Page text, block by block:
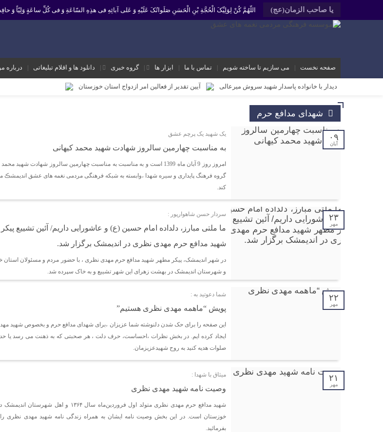
یا صاحب الزمان(عج) اللّهُمَّ کُنْ لِوَلِیِّکَ الْحُجَّةِ بْنِ الْحَسَنِ صَلَواتُکَ عَلَیْهِ وَ عَلى آبائِهِ فی هذِهِ السّاعَةِ وَ فی کُلِّ ساعَةٍ وَلِیّاً وَ
صفحه نخست می سازیم تا ساخته شویم تماس با ما ابزار ها گروه خبری دانلود ها و اقلام تبلیغاتی درباره
دیدار با خانواده پاسدار شهید سروش میرعالی آیین تقدیر از فعالین امر ازدواج استان خوزستان
محمد رشیدیان مدیر شبکه فرهنگی مردمی نغمه های عشق اندیمشک: غدیر نشانه تداوم حرکت نبوت در مسیر امامت است تا امت
برگزاری کارگاه کارآفرینی اجتماعی و راه اندازی پروژه های کوچک و موثر در موسسه فرهنگی مردمی نغمه های عشق اندیمشک
دیدار دبیر جدید موسسه فرهنگی مردمی نغمه های عشق اندیمشک با معاونت جوانان اداره کل ورزش و جوانان خوزستان
دیدار دبیر موسسه فرهنگی مردمی نغمه های عشق با ریاست اداره ورزش و جوانان اندیمشک
مراسم دورهمی خانوادگی با عنوان کافه شادی مهدوی به مناسبت نیمه شعبان و دهه فجر و هفته ی جوان در اندیمشک برگزار شد.
تشریح برنامه های دهه مهدویت شبکه فرهنگی مردمی نغمه های عشق اندیمشک
شهدای مدافع حرم
۰۹
آبان
یک شهید یک پرچم عشق
به مناسبت چهارمین سالروز شهادت شهید محمد کیهانی
امروز روز 9 آبان ماه 1399 است و به مناسبت به مناسبت چهارمین سالروز شهادت شهید
گروه فرهنگ پایداری و سیره شهدا ،وابسته به شبکه فرهنگی مردمی نغمه های عشق اندیمشڪ
کند.
۲۳
مهر
سردار حسن شاهوارپور :
ما ملتی مبارز، دلداده امام حسین (ع) و عاشورایی داریم/ آئین تشییع
شهید مدافع حرم مهدی نظری در اندیمشک برگزار شد.
در شهر اندیمشک، پیکر مطهر شهید مدافع حرم مهدی نظری ، با حضور مردم و مسئولان استان
و شهرستان اندیمشک در بهشت زهرای این شهر تشییع و به خاک سپرده شد.
۲۲
مهر
شما دعوتید به :
پویش “ماهمه مهدی نظری هستیم”
این صفحه را برای حک شدن دلنوشته شما عزیزان ،برای شهدای مدافع حرم و بخصوص شهید
ایجاد کرده ایم. در بخش نظرات ،احساست، حرف دلت ، هر صحبتی که به ذهنت می رسد یا
صلوات هدیه کنید به روح شهیدعزیزمان.
۲۱
مهر
میثاق با شهدا :
وصیت نامه شهید مهدی نظری
شهید مدافع حرم مهدی نظری متولد اول فروردین‌ماه سال ۱۳۶۴ و اهل
خوزستان است. در این بخش وصیت نامه ایشان به همراه زندگی نامه شهید مهدی نظری را
بفرمائید.